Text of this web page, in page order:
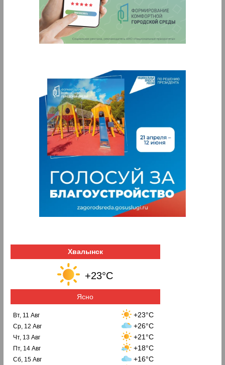
Хвалынск
+23°C
Ясно
Вт, 11 Авг +23°C
Ср, 12 Авг +26°C
Чт, 13 Авг +21°C
Пт, 14 Авг +18°C
Сб, 15 Авг +16°C